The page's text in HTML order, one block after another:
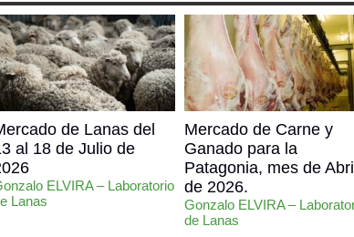
de Lanas del
al 18 de Julio de
ELVIRA – Laboratorio
Lanas
Mercado de Carne y
Ganado para la
Patagonia, mes de
de 2026.
Gonzalo ELVIRA –
de Lanas